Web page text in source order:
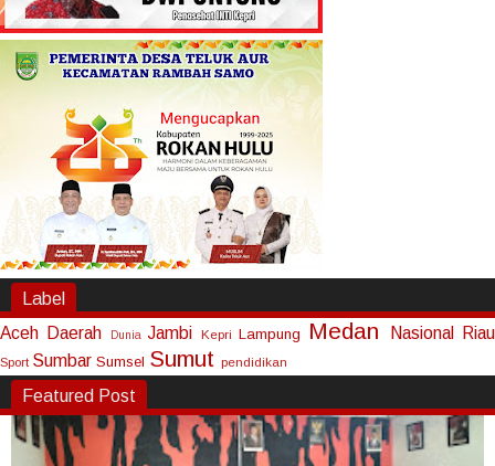
Label
Aceh Daerah Dunia Jambi Kepri Lampung Medan Nasional Riau
Sport Sumbar Sumsel Sumut pendidikan
Featured Post